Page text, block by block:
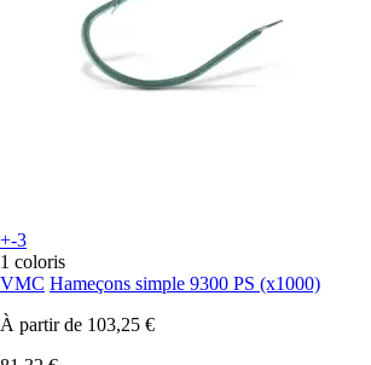
+-3
1 coloris
VMC Hameçons simple 9300 PS (x1000)
À partir de 103,25 €